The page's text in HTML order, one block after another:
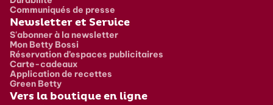
Communiqués de presse
Newsletter et Service
S'abonner à la newsletter
Mon Betty Bossi
Réservation d’espaces publicitaires
Carte-cadeaux
Application de recettes
Green Betty
Vers la boutique en ligne